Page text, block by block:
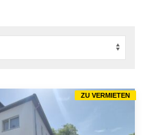
ZU VERMIETEN